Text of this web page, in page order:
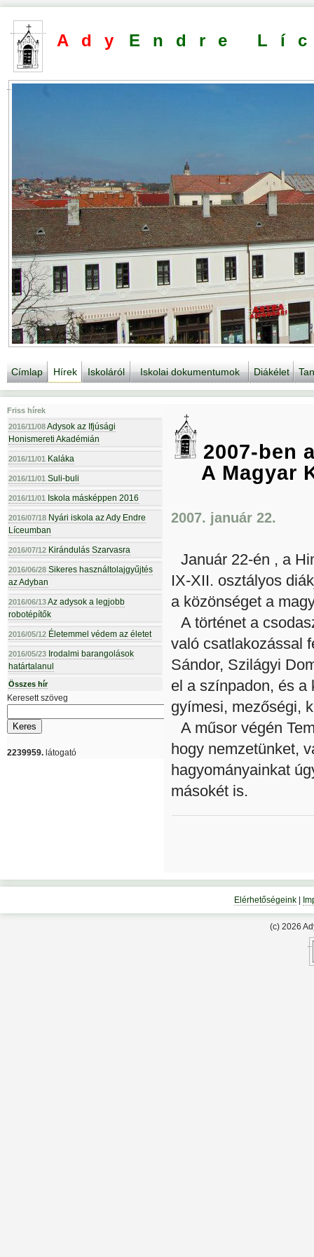
Ady Endre
Címlap Hírek Iskoláról Iskolai dokumentumok Diákélet
Friss hírek
2016/11/08Adysok az Ifjúsági
Honismereti Akadémián
2016/11/01 Kaláka
2016/11/01 Suli-buli
2016/11/01 Iskola másképpen 2016
2016/07/18 Nyári iskola az Ady Endre
Líceumban
2016/07/12 Kirándulás Szarvasra
2016/06/28 Sikeres használtolajgyűjtés
az Adyban
2016/06/13Az adysok a legjobb
robotépítők
2016/05/12 Életemmel védem az életet
2016/05/23 Irodalmi barangolások
határtalanul
Összes hír
Keresett szöveg
2239959. látogató
2007-ben
A Magyar
2007. január 22.
Január 22-én , a
IX-XII. osztályos
a közönséget a
A történet a
való csatlakozással
Sándor, Szilágyi
el a színpadon, és a
gyímesi, mezőségi,
A műsor végén
hogy nemzetünket,
hagyományainkat
másokét is.
Elérhetőségeink|
(c) 2026